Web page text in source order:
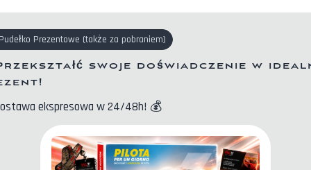
Prezentowe (także za pobraniem)
swoje doświadczenie w
ekspresowa w 24/48h! 💰